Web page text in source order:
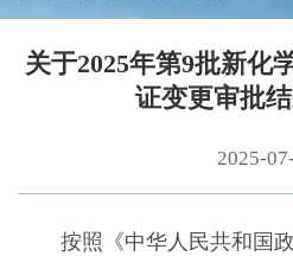
关于2025年第9批新化
证变更审批
2025-
按照《中华人民共和国政